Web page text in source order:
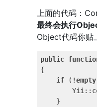
上面的代码：
最终会执行
Object代码你贴
public
{
if (!empty
    }